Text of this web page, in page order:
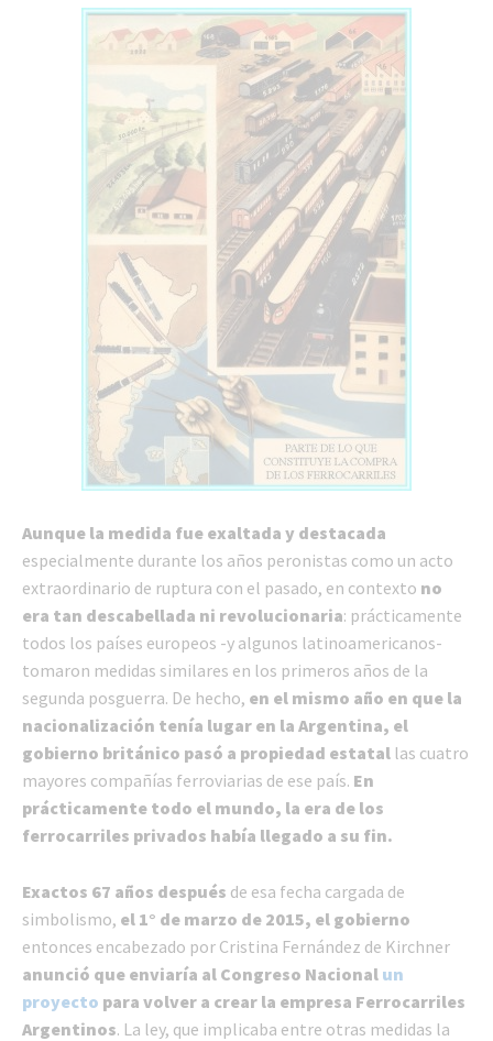
Aunque la medida fue exaltada y destacada
especialmente durante los años peronistas como un acto
extraordinario de ruptura con el pasado, en contexto no
era tan descabellada ni revolucionaria: prácticamente
todos los países europeos -y algunos latinoamericanos-
tomaron medidas similares en los primeros años de la
segunda posguerra. De hecho, en el mismo año en que la
nacionalización tenía lugar en la Argentina, el
gobierno británico pasó a propiedad estatal las cuatro
mayores compañías ferroviarias de ese país. En
prácticamente todo el mundo, la era de los
ferrocarriles privados había llegado a su fin.
Exactos 67 años después de esa fecha cargada de
simbolismo, el 1° de marzo de 2015, el gobierno
entonces encabezado por Cristina Fernández de Kirchner
anunció que enviaría al Congreso Nacional un
proyecto para volver a crear la empresa Ferrocarriles
Argentinos. La ley, que implicaba entre otras medidas la